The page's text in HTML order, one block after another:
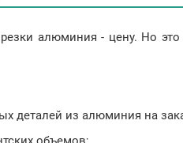
алюминия - цену. Но это
деталей из алюминия на